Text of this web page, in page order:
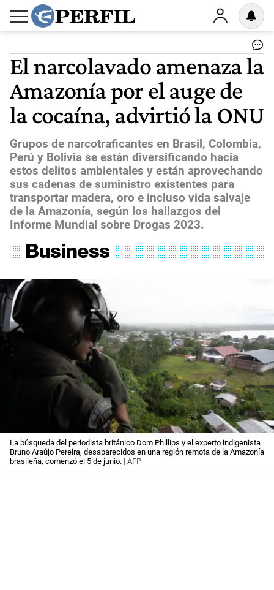
El narcolavado amenaza la
Amazonía por el auge de
la cocaína, advirtió la ONU
Grupos de narcotraficantes en Brasil, Colombia,
Perú y Bolivia se están diversificando hacia
estos delitos ambientales y están aprovechando
sus cadenas de suministro existentes para
transportar madera, oro e incluso vida salvaje
de la Amazonía, según los hallazgos del
Informe Mundial sobre Drogas 2023.
La búsqueda del periodista británico Dom Phillips y el experto indigenista
Bruno Araújo Pereira, desaparecidos en una región remota de la Amazonía
brasileña, comenzó el 5 de junio. | AFP